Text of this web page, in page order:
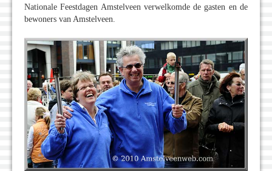
Nationale Feestdagen Amstelveen verwelkomde de gasten en de
bewoners van Amstelveen.